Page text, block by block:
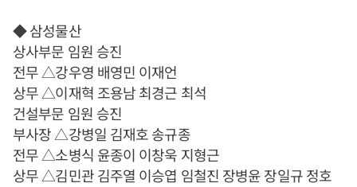
◆ 삼성물산
상사부문 임원 승진
전무 △강우영 배영민 이재언
상무 △이재혁 조용남 최경근 최석
건설부문 임원 승진
부사장 △강병일 김재호 송규종
전무 △소병식 윤종이 이창욱 지형근
상무 △김민관 김주열 이승엽 임철진 장병윤 장일규 정호